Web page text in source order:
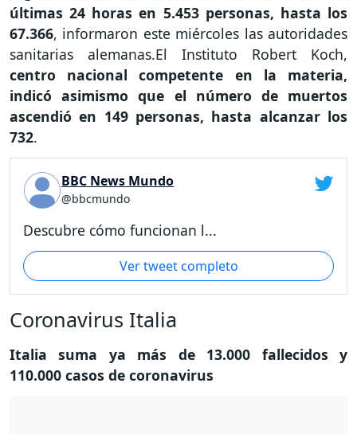
últimas 24 horas en 5.453 personas, hasta los
67.366, informaron este miércoles las autoridades
sanitarias alemanas.El Instituto Robert Koch,
centro nacional competente en la materia,
indicó asimismo que el número de muertos
ascendió en 149 personas, hasta alcanzar los
732.
BBC News Mundo
@bbcmundo
Descubre cómo funcionan l...
Ver tweet completo
Coronavirus Italia
Italia suma ya más de 13.000 fallecidos y
110.000 casos de coronavirus